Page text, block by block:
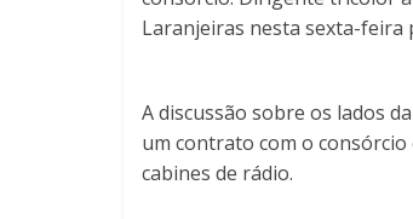
Laranjeiras nesta sexta-feira
A discussão sobre os lados
um contrato com o
cabines de rádio.